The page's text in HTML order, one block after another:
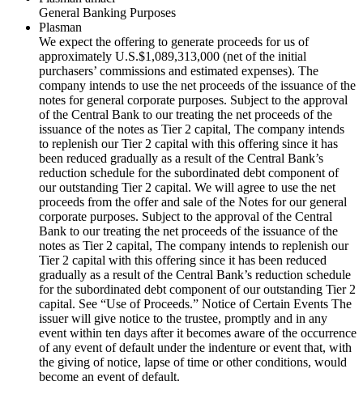
General Banking Purposes
Plasman
We expect the offering to generate proceeds for us of
approximately U.S.$1,089,313,000 (net of the initial
purchasers’ commissions and estimated expenses). The
company intends to use the net proceeds of the issuance of the
notes for general corporate purposes. Subject to the approval
of the Central Bank to our treating the net proceeds of the
issuance of the notes as Tier 2 capital, The company intends
to replenish our Tier 2 capital with this offering since it has
been reduced gradually as a result of the Central Bank’s
reduction schedule for the subordinated debt component of
our outstanding Tier 2 capital. We will agree to use the net
proceeds from the offer and sale of the Notes for our general
corporate purposes. Subject to the approval of the Central
Bank to our treating the net proceeds of the issuance of the
notes as Tier 2 capital, The company intends to replenish our
Tier 2 capital with this offering since it has been reduced
gradually as a result of the Central Bank’s reduction schedule
for the subordinated debt component of our outstanding Tier 2
capital. See “Use of Proceeds.” Notice of Certain Events The
issuer will give notice to the trustee, promptly and in any
event within ten days after it becomes aware of the occurrence
of any event of default under the indenture or event that, with
the giving of notice, lapse of time or other conditions, would
become an event of default.